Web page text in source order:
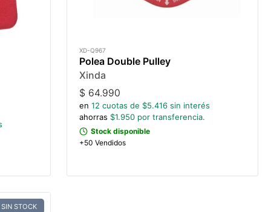
XD-Q967
Polea Double Pulley
Xinda
$ 64.990
en 12 cuotas de $5.416 sin interés
ahorras $1.950 por transferencia.
Stock disponible
+50 Vendidos
SIN STOCK